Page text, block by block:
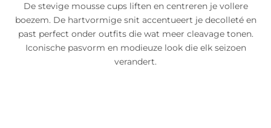
De stevige mousse cups liften en centreren je vollere
boezem. De hartvormige snit accentueert je decolleté en
past perfect onder outfits die wat meer cleavage tonen.
Iconische pasvorm en modieuze look die elk seizoen
verandert.